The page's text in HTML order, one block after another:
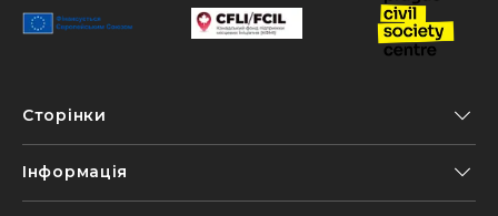
Сторінки
Інформація